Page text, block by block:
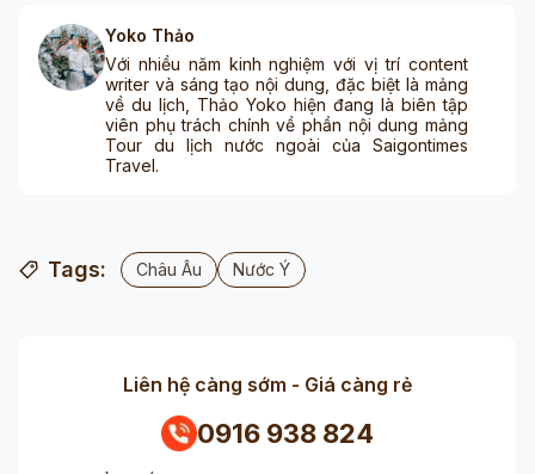
Yoko Thảo
Với nhiều năm kinh nghiệm với vị trí content
writer và sáng tạo nội dung, đặc biệt là mảng
về du lịch, Thảo Yoko hiện đang là biên tập
viên phụ trách chính về phần nội dung mảng
Tour du lịch nước ngoài của Saigontimes
Travel.
Tags: Châu Âu Nước Ý
Liên hệ càng sớm - Giá càng rẻ
0916 938 824